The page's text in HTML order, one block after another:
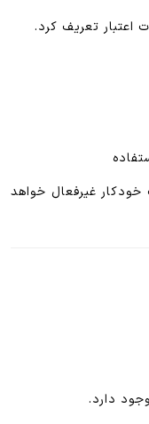
اعتبار تعریف کرد.
خودکار غیرفعال خواهد
وجود دارد.